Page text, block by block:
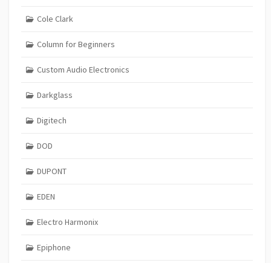
Cole Clark
Column for Beginners
Custom Audio Electronics
Darkglass
Digitech
DOD
DUPONT
EDEN
Electro Harmonix
Epiphone